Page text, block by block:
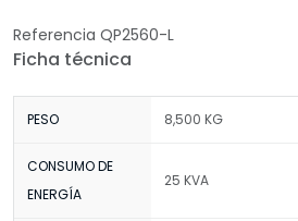
Referencia QP2560-L
Ficha técnica
PESO 8,500 KG
CONSUMO DE
ENERGÍA
25 KVA